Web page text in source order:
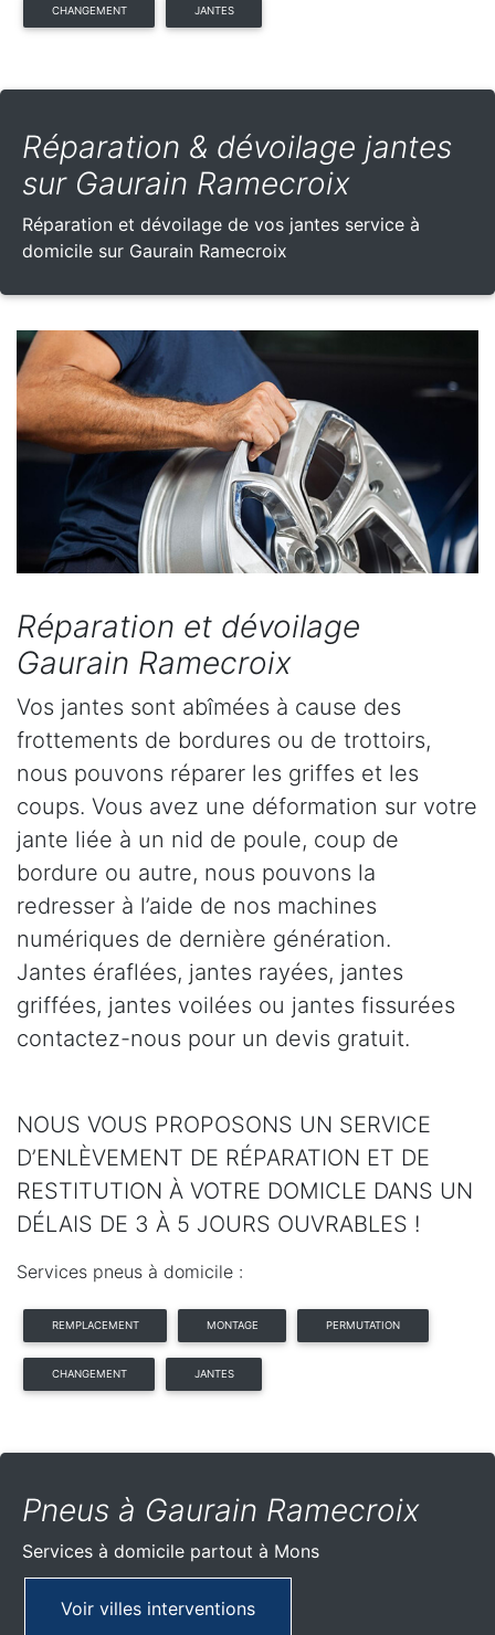
CHANGEMENT JANTES
Réparation & dévoilage jantes
sur Gaurain Ramecroix
Réparation et dévoilage de vos jantes service à
domicile sur Gaurain Ramecroix
Réparation et dévoilage
Gaurain Ramecroix
Vos jantes sont abîmées à cause des
frottements de bordures ou de trottoirs,
nous pouvons réparer les griffes et les
coups. Vous avez une déformation sur votre
jante liée à un nid de poule, coup de
bordure ou autre, nous pouvons la
redresser à l’aide de nos machines
numériques de dernière génération.
Jantes éraflées, jantes rayées, jantes
griffées, jantes voilées ou jantes fissurées
contactez-nous pour un devis gratuit.
NOUS VOUS PROPOSONS UN SERVICE
D’ENLÈVEMENT DE RÉPARATION ET DE
RESTITUTION À VOTRE DOMICLE DANS UN
DÉLAIS DE 3 À 5 JOURS OUVRABLES !
Services pneus à domicile :
REMPLACEMENT MONTAGE PERMUTATION
CHANGEMENT JANTES
Pneus à Gaurain Ramecroix
Services à domicile partout à Mons
Voir villes interventions